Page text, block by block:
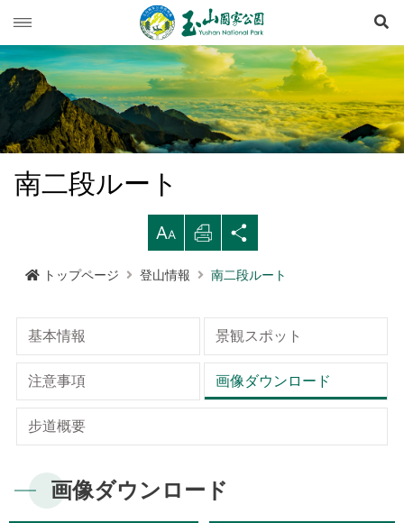
玉山ニュース
ニュース速報
イベント列車
道路情況
天気予報
旅行ガイド
旅行上の注意
レクリエーションタイプ
西北園区
東部園区
水里ビジターセンター
塔塔加ビジターセンター
梅山ビジターセンター
排雲登山ビジターセンター
登山情報
登山情報概要
歩道ランクと管理
登山の安全
高山での救急
八通関越嶺道ルート
南横三山及び関山ルート
南二段ルート
新康横断ルート
オンライン入園申請
生態保育
地形
地質
水文
気候
動物
歷史人文
布農族
八通関古道
マルチメディア専用コーナー
映像出版作品
玉山写真
旅行パンフレット
行政サービス
玉山国家公園
玉山国家公園について
私達のビジョン
よくある質問
語言Language
日本語
サイトマップ
南二段ルート
拡
大す
印
刷す ェア
トップページ 登山情報 南二段ルート
基本情報 景観スポット
注意事項 画像ダウンロード
步道概要
画像ダウンロード